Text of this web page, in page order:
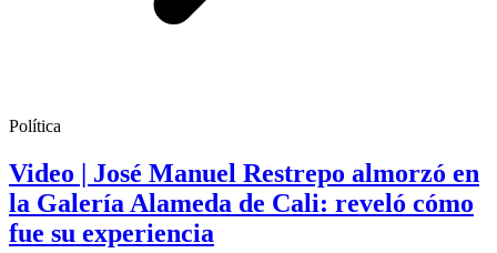
Política
Video | José Manuel Restrepo almorzó en
la Galería Alameda de Cali: reveló cómo
fue su experiencia